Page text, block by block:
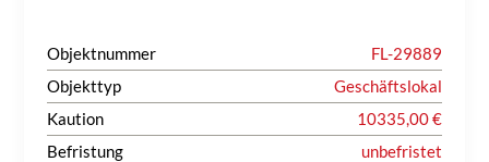
Objektnummer
FL-29889
Objekttyp
Geschäftslokal
Kaution
10335,00 €
Befristung
unbefristet